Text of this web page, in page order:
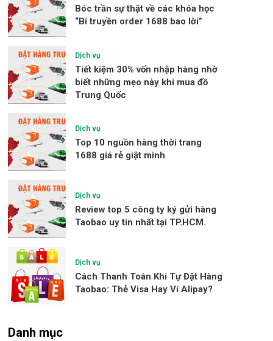
Bóc trần sự thật về các khóa học
“Bí truyền order 1688 bao lời”
Dịch vụ
Tiết kiệm 30% vốn nhập hàng nhờ
biết những mẹo này khi mua đồ
Trung Quốc
Dịch vụ
Top 10 nguồn hàng thời trang
1688 giá rẻ giật mình
Dịch vụ
Review top 5 công ty ký gửi hàng
Taobao uy tín nhất tại TP.HCM.
Dịch vụ
Cách Thanh Toán Khi Tự Đặt Hàng
Taobao: Thẻ Visa Hay Ví Alipay?
Danh mục